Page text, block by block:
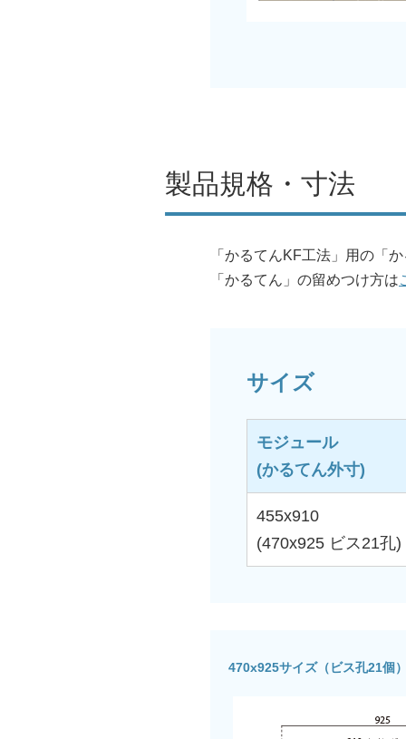
製品規格・寸法
「かるてんKF工法」用の「
「かるてん」の留めつけ方は
サイズ
モジュール
(かるてん外寸)
455x910
(470x925 ビス21孔)
470x925サイズ（ビス孔21個